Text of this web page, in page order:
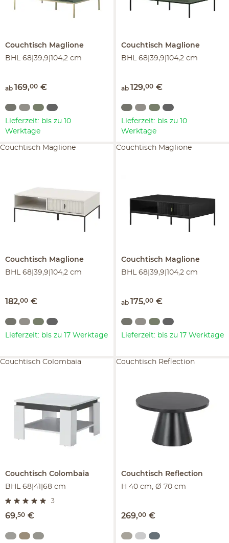
Couchtisch Maglione
BHL 68|39,9|104,2 cm
ab 169,00 €
Lieferzeit: bis zu 10
Werktage
Couchtisch Maglione
BHL 68|39,9|104,2 cm
ab 129,00 €
Lieferzeit: bis zu 10
Werktage
Couchtisch Maglione
BHL 68|39,9|104,2 cm
182,00 €
Couchtisch Maglione
Lieferzeit: bis zu 17 Werktage
Couchtisch Maglione
BHL 68|39,9|104,2 cm
ab 175,00 €
Couchtisch Maglione
Lieferzeit: bis zu 17 Werktage
Couchtisch Colombaia
BHL 68|41|68 cm
3
69,50 €
Couchtisch Colombaia
Couchtisch Reflection
H 40 cm, Ø 70 cm
269,00 €
Couchtisch Reflection